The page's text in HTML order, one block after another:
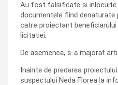
Au fost falsificate si inlocuite
documentele fiind denaturate
catre proiectant
licitatiei.
De asemenea, s-a majorat
Inainte de predarea
suspectului Neda Florea la